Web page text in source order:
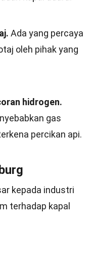
Ada yang percaya
oleh pihak yang
hidrogen.
gas
percikan api.
kepada industri
terhadap kapal